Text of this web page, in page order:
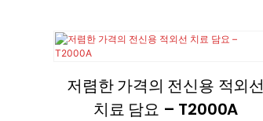
저렴한 가격의 전신용 적외선
치료 담요 – T2000A